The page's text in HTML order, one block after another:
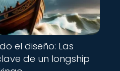
el diseño: Las
de un longship